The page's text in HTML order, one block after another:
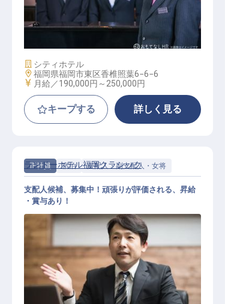
企画・広報・マーケティング / 正社
員
施設業態
シティホテル
勤務地
福岡県福岡市東区香椎照葉6−6−6
給与
月給／190,000円～ 250,000円
キープする 詳しく見る
正社員 宿泊 支配人・副支配人・女将
ランドーホテル福岡クラシック
支配人候補、募集中！頑張りが評価される、昇給
・賞与あり！